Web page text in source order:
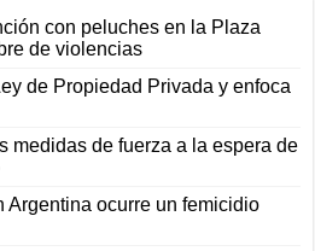
con peluches en la Plaza
de violencias
de Propiedad Privada y enfoca
medidas de fuerza a la espera de
Argentina ocurre un femicidio